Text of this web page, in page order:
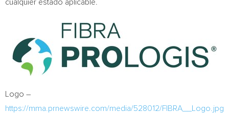
cualquier estado aplicable.
Logo –
https://mma.prnewswire.com/media/528012/FIBRA__Logo.jpg